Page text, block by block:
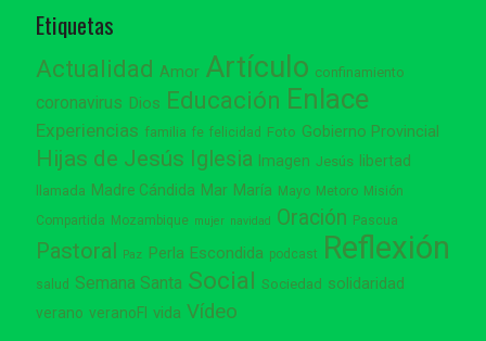
Etiquetas
Actualidad Amor Artículo confinamiento
coronavirus Dios Educación Enlace
Experiencias familia fe felicidad Foto Gobierno Provincial
Hijas de Jesús Iglesia Imagen Jesús libertad
llamada Madre Cándida Mar María Mayo Metoro Misión
Compartida Mozambique mujer navidad Oración Pascua
Pastoral Paz Perla Escondida podcast Reflexión
salud Semana Santa Social Sociedad solidaridad
verano veranoFI vida Vídeo